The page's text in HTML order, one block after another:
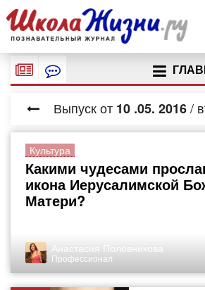
Выпуск от 10 .05. 2016 /
Культура
Какими чудесами
икона Иерусалимской
Матери?
Анастасия Половникова
Профессионал